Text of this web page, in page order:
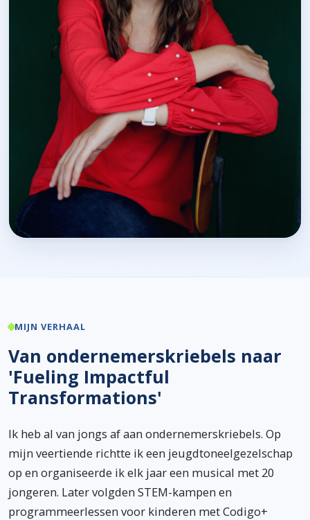
MIJN VERHAAL
Van ondernemerskriebels naar
'Fueling Impactful
Transformations'
Ik heb al van jongs af aan ondernemerskriebels. Op
mijn veertiende richtte ik een jeugdtoneelgezelschap
op en organiseerde ik elk jaar een musical met 20
jongeren. Later volgden STEM-kampen en
programmeerlessen voor kinderen met Codigo+